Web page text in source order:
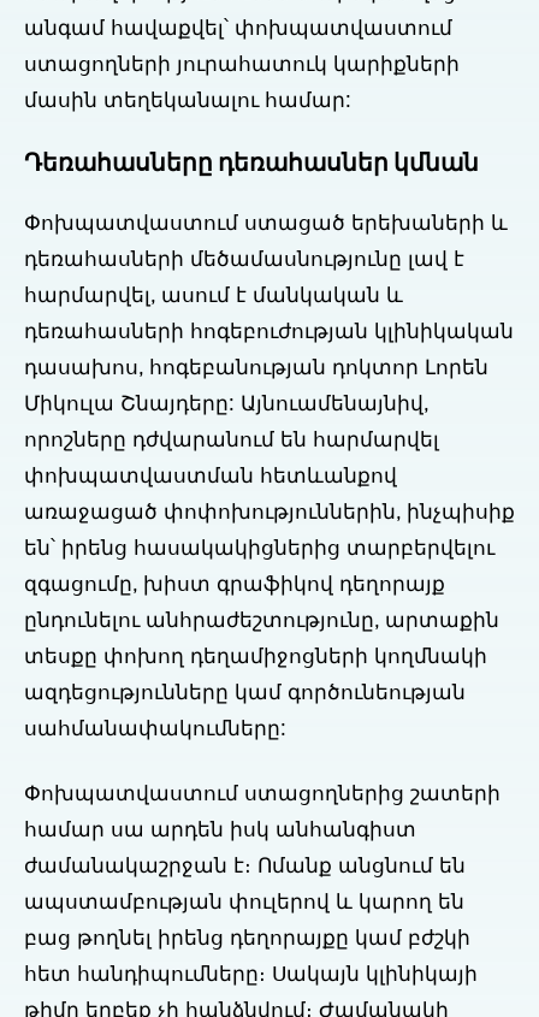
անգամ հավաքվել՝ փոխպատվաստում
ստացողների յուրահատուկ կարիքների
մասին տեղեկանալու համար:
Դեռահասները դեռահասներ կմնան
Փոխպատվաստում ստացած երեխաների և
դեռահասների մեծամասնությունը լավ է
հարմարվել, ասում է մանկական և
դեռահասների հոգեբուժության կլինիկական
դասախոս, հոգեբանության դոկտոր Լորեն
Միկուլա Շնայդերը: Այնուամենայնիվ,
որոշները դժվարանում են հարմարվել
փոխպատվաստման հետևանքով
առաջացած փոփոխություններին, ինչպիսիք
են՝ իրենց հասակակիցներից տարբերվելու
զգացումը, խիստ գրաֆիկով դեղորայք
ընդունելու անհրաժեշտությունը, արտաքին
տեսքը փոխող դեղամիջոցների կողմնակի
ազդեցությունները կամ գործունեության
սահմանափակումները:
Փոխպատվաստում ստացողներից շատերի
համար սա արդեն իսկ անհանգիստ
ժամանակաշրջան է։ Ոմանք անցնում են
ապստամբության փուլերով և կարող են
բաց թողնել իրենց դեղորայքը կամ բժշկի
հետ հանդիպումները։ Սակայն կլինիկայի
թիմը երբեք չի հանձնվում։ Ժամանակի